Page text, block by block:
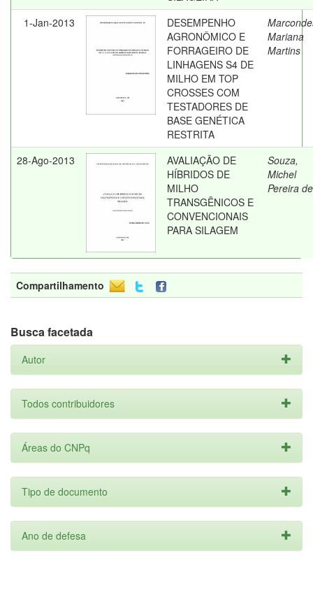
1-Jan-2013
DESEMPENHO
AGRONÔMICO E
FORRAGEIRO DE
LINHAGENS S4 DE
MILHO EM TOP
CROSSES COM
TESTADORES DE
BASE GENÉTICA
RESTRITA
Mariana
Martins
28-Ago-2013
AVALIAÇÃO DE
HÍBRIDOS DE
MILHO
TRANSGÊNICOS E
CONVENCIONAIS
PARA SILAGEM
Souza,
Michel
Pereira de
Compartilhamento
Busca facetada
Autor
Todos contribuidores
Áreas do CNPq
Tipo de documento
Ano de defesa